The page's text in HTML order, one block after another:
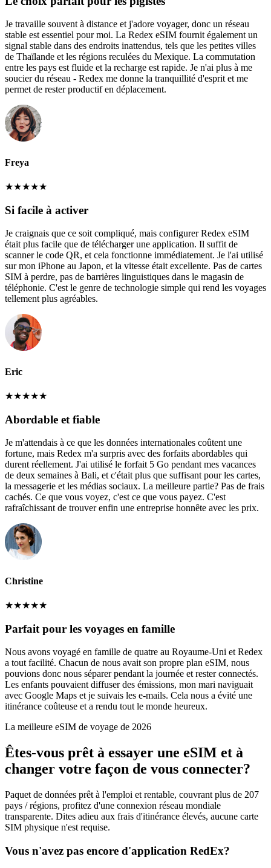
Je travaille souvent à distance et j'adore voyager, donc un réseau
stable est essentiel pour moi. La Redex eSIM fournit également un
signal stable dans des endroits inattendus, tels que les petites villes
de Thaïlande et les régions reculées du Mexique. La commutation
entre les pays est fluide et la recharge est rapide. Je n'ai plus à me
soucier du réseau - Redex me donne la tranquillité d'esprit et me
permet de rester productif en déplacement.
Freya
★★★★★
Si facile à activer
Je craignais que ce soit compliqué, mais configurer Redex eSIM
était plus facile que de télécharger une application. Il suffit de
scanner le code QR, et cela fonctionne immédiatement. Je l'ai utilisé
sur mon iPhone au Japon, et la vitesse était excellente. Pas de cartes
SIM à perdre, pas de barrières linguistiques dans le magasin de
téléphonie. C'est le genre de technologie simple qui rend les voyages
tellement plus agréables.
Eric
★★★★★
Abordable et fiable
Je m'attendais à ce que les données internationales coûtent une
fortune, mais Redex m'a surpris avec des forfaits abordables qui
durent réellement. J'ai utilisé le forfait 5 Go pendant mes vacances
de deux semaines à Bali, et c'était plus que suffisant pour les cartes,
la messagerie et les médias sociaux. La meilleure partie? Pas de frais
cachés. Ce que vous voyez, c'est ce que vous payez. C'est
rafraîchissant de trouver enfin une entreprise honnête avec les prix.
Christine
★★★★★
Parfait pour les voyages en famille
Nous avons voyagé en famille de quatre au Royaume-Uni et Redex
a tout facilité. Chacun de nous avait son propre plan eSIM, nous
pouvions donc nous séparer pendant la journée et rester connectés.
Les enfants pouvaient diffuser des émissions, mon mari naviguait
avec Google Maps et je suivais les e-mails. Cela nous a évité une
itinérance coûteuse et a rendu tout le monde heureux.
La meilleure eSIM de voyage de 2026
Êtes-vous prêt à essayer une eSIM et à
changer votre façon de vous connecter?
Paquet de données prêt à l'emploi et rentable, couvrant plus de 207
pays / régions, profitez d'une connexion réseau mondiale
transparente. Dites adieu aux frais d'itinérance élevés, aucune carte
SIM physique n'est requise.
Vous n'avez pas encore d'application RedEx?